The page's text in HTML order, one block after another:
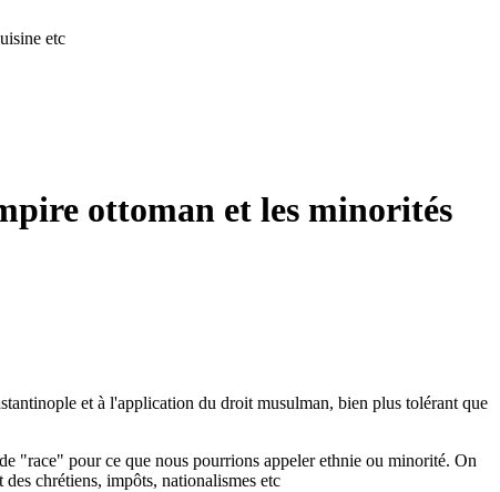
etc
ottoman et les minorités
et à l'application du droit musulman, bien plus tolérant que
"race" pour ce que nous pourrions appeler ethnie ou minorité. On
chrétiens, impôts, nationalismes etc